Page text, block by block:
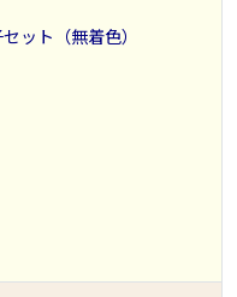
ット（無着色）